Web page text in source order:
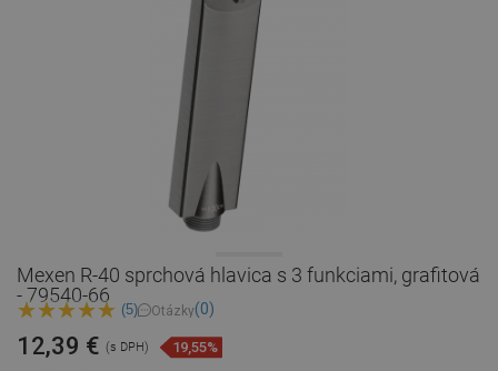
Mexen R-40 sprchová hlavica s 3 funkciami, grafitová
- 79540-66
(5) Otázky(0)
12,39 € (s DPH) 19,55%